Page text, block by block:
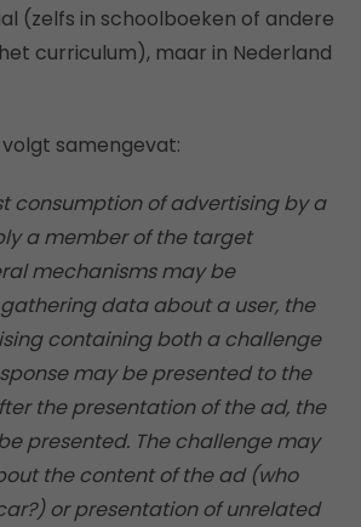
(zelfs in schoolboeken of andere
curriculum), maar in Nederland
samengevat:
consumption of advertising by a
a member of the target
mechanisms may be
data about a user, the
containing both a challenge
may be presented to the
the presentation of the ad, the
presented. The challenge may
the content of the ad (who
or presentation of unrelated